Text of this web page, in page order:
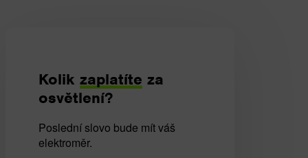
Kolik zaplatíte za
osvětlení?
Poslední slovo bude mít váš
elektroměr.